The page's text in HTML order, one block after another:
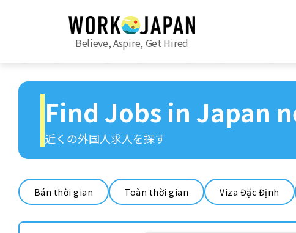
Believe, Aspire, Get Hired
Find Jobs in Japan
近くの外国人求人を探す
Bán thời gian Toàn thời gian Viza Đặc Định